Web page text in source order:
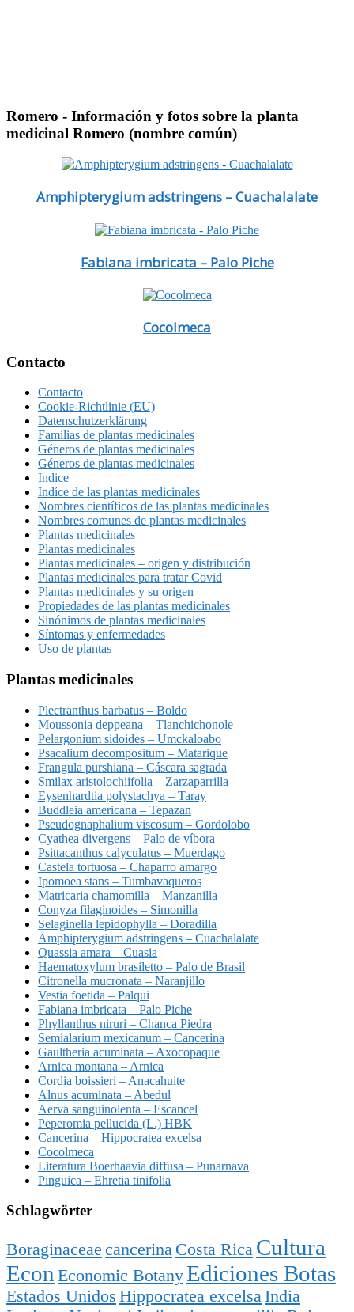
Romero - Información y fotos sobre la planta
medicinal Romero (nombre común)
Amphipterygium adstringens – Cuachalalate
Fabiana imbricata – Palo Piche
Cocolmeca
Footer
Contacto
Contacto
Cookie-Richtlinie (EU)
Datenschutzerklärung
Familias de plantas medicinales
Géneros de plantas medicinales
Géneros de plantas medicinales
Indice
Indíce de las plantas medicinales
Nombres científicos de las plantas medicinales
Nombres comunes de plantas medicinales
Plantas medicinales
Plantas medicinales
Plantas medicinales – origen y distribución
Plantas medicinales para tratar Covid
Plantas medicinales y su origen
Propiedades de las plantas medicinales
Sinónimos de plantas medicinales
Síntomas y enfermedades
Uso de plantas
Plantas medicinales
Plectranthus barbatus – Boldo
Moussonia deppeana – Tlanchichonole
Pelargonium sidoides – Umckaloabo
Psacalium decompositum – Matarique
Frangula purshiana – Cáscara sagrada
Smilax aristolochiifolia – Zarzaparrilla
Eysenhardtia polystachya – Taray
Buddleia americana – Tepazan
Pseudognaphalium viscosum – Gordolobo
Cyathea divergens – Palo de víbora
Psittacanthus calyculatus – Muerdago
Castela tortuosa – Chaparro amargo
Ipomoea stans – Tumbavaqueros
Matricaria chamomilla – Manzanilla
Conyza filaginoides – Simonilla
Selaginella lepidophylla – Doradilla
Amphipterygium adstringens – Cuachalalate
Quassia amara – Cuasia
Haematoxylum brasiletto – Palo de Brasil
Citronella mucronata – Naranjillo
Vestia foetida – Palqui
Fabiana imbricata – Palo Piche
Phyllanthus niruri – Chanca Piedra
Semialarium mexicanum – Cancerina
Gaultheria acuminata – Axocopaque
Arnica montana – Arnica
Cordia boissieri – Anacahuite
Alnus acuminata – Abedul
Aerva sanguinolenta – Escancel
Peperomia pellucida (L.) HBK
Cancerina – Hippocratea excelsa
Cocolmeca
Literatura Boerhaavia diffusa – Punarnava
Pinguica – Ehretia tinifolia
Schlagwörter
Boraginaceae cancerina Costa Rica Cultura
Econ Economic BotanyEdiciones Botas
Estados Unidos Hippocratea excelsaIndia